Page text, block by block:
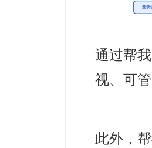
通过帮
视、可
此外，